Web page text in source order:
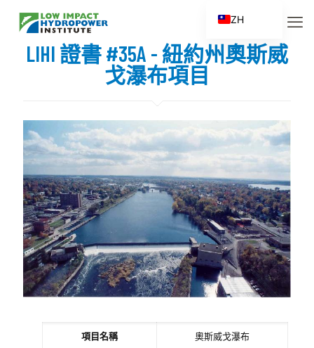
LIHI 證書 #35A - 紐約州奧斯威
戈瀑布項目
項目名稱 奧斯威戈瀑布
ZH
EN
ES